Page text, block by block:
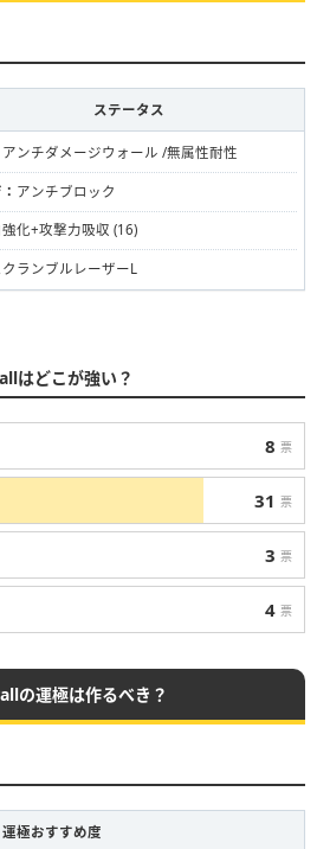
ステータス
アンチダメージウォール /無属性耐性
アンチブロック
強化+攻撃力吸収 (16)
クランブルレーザーL
はどこが強い？
8 票
31 票
3 票
4 票
の運極は作るべき？
運極おすすめ度